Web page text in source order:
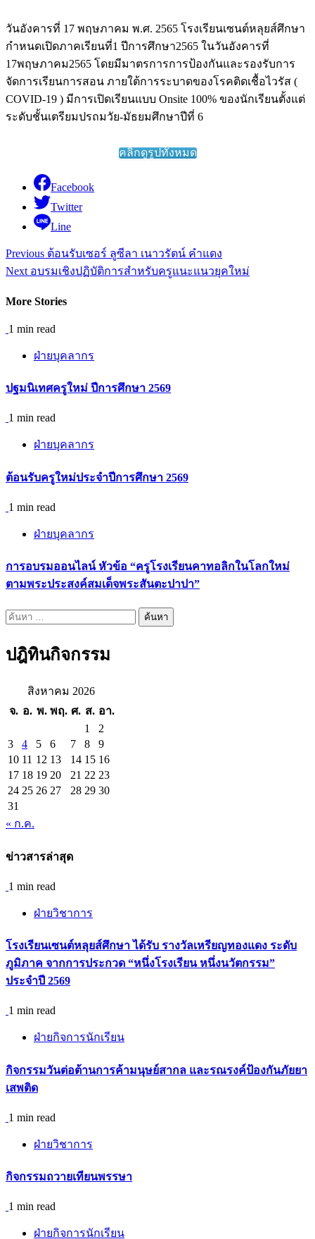
วันอังคารที่ 17 พฤษภาคม พ.ศ. 2565 โรงเรียนเซนต์หลุยส์ศึกษา
กำหนดเปิดภาคเรียนที่1 ปีการศึกษา2565 ในวันอังคารที่
17พฤษภาคม2565 โดยมีมาตรการการป้องกันและรองรับการ
จัดการเรียนการสอน ภายใต้การระบาดของโรคติดเชื้อไวรัส (
COVID-19 ) มีการเปิดเรียนแบบ Onsite 100% ของนักเรียนตั้งแต่
ระดับชั้นเตรียมปรถมวัย-มัธยมศึกษาปีที่ 6
คลิ๊กดูรูปทั้งหมด
Facebook
Twitter
Line
Continue
Reading
Previous ต้อนรับเซอร์ ลูซีลา เนาวรัตน์ คำแดง
Next อบรมเชิงปฏิบัติการสำหรับครูแนะแนวยุคใหม่
More Stories
1 min read
ฝ่ายบุคลากร
ปฐมนิเทศครูใหม่ ปีการศึกษา 2569
1 min read
ฝ่ายบุคลากร
ต้อนรับครูใหม่ประจำปีการศึกษา 2569
1 min read
ฝ่ายบุคลากร
การอบรมออนไลน์ หัวข้อ “ครูโรงเรียนคาทอลิกในโลกใหม่
ตามพระประสงค์สมเด็จพระสันตะปาปา”
ค้นหา
ปฎิทินกิจกรรม
สิงหาคม 2026
จ. อ. พ. พฤ. ศ. ส. อา.
1
2
3
4 5 6 7 8
9
10 11 12 13 14 15 16
17 18 19 20 21 22 23
24 25 26 27 28 29 30
31
« ก.ค.
ข่าวสารล่าสุด
1 min read
ฝ่ายวิชาการ
โรงเรียนเซนต์หลุยส์ศึกษา ได้รับ รางวัลเหรียญทองแดง ระดับ
ภูมิภาค จากการประกวด “หนึ่งโรงเรียน หนึ่งนวัตกรรม”
ประจำปี 2569
1 min read
ฝ่ายกิจการนักเรียน
กิจกรรม​วันต่อต้านการค้ามนุษย์สากล และรณรงค์ป้องกันภัยยา
เสพติด
1 min read
ฝ่ายวิชาการ
กิจกรรมถวายเทียนพรรษา
1 min read
ฝ่ายกิจการนักเรียน